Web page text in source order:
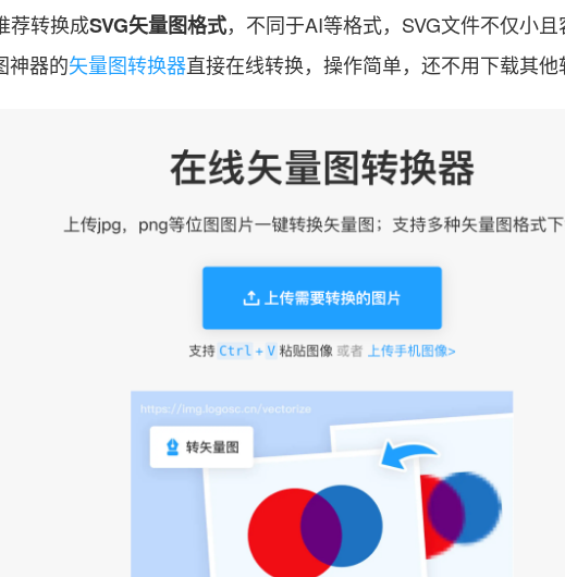
荐转换成SVG矢量图格式，不同于AI等格式，SVG文件不仅小
神器的矢量图转换器直接在线转换，操作简单，还不用下载其他